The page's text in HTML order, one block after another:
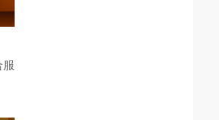
服